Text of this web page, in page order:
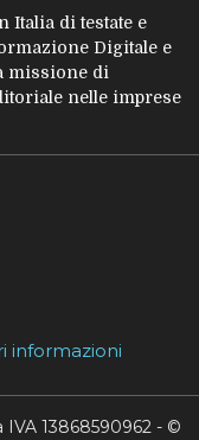
Italia di testate e
Digitale e
missione di
nelle imprese
informazioni
13868590962 - ©